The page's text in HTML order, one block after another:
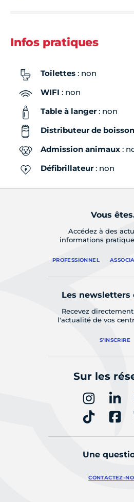
Infos pratiques
Toilettes : non
WIFI : non
Table à langer: non
Distributeur de boisson
Admission animaux :
Défibrillateur: non
Vous
Accédez à des
informations
PROFESSIONNEL
Les newsletters
Recevez
l'actualité de vos
S'INSCRIRE
Sur les
Une
CONTACTEZ-